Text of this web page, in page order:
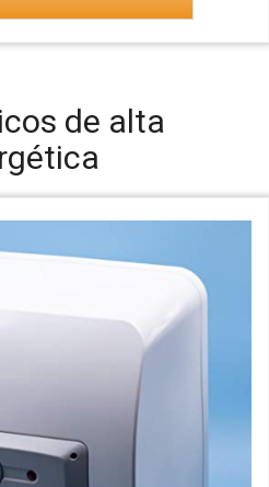
de alta